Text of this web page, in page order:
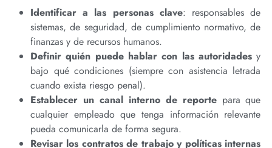
Identificar a las personas clave: responsables de
sistemas, de seguridad, de cumplimiento normativo, de
finanzas y de recursos humanos.
Definir quién puede hablar con las autoridades y
bajo qué condiciones (siempre con asistencia letrada
cuando exista riesgo penal).
Establecer un canal interno de reportepara que
cualquier empleado que tenga información relevante
pueda comunicarla de forma segura.
Revisar los contratos de trabajo y políticas internas